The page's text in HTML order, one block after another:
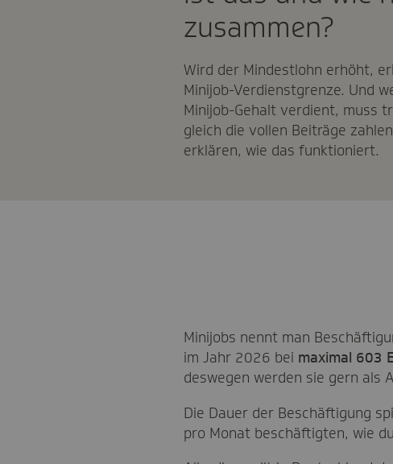
zusammen?
Wird der Mindestlohn erhöht,
Minijob-Verdienstgrenze. Und
Minijob-Gehalt verdient, muss
gleich die vollen Beiträge
erklären, wie das funktioniert.
Minijobs nennt man
im Jahr 2026 bei maximal 603
deswegen werden sie gern als
Die Dauer der Beschäftigung
pro Monat beschäftigten, wie